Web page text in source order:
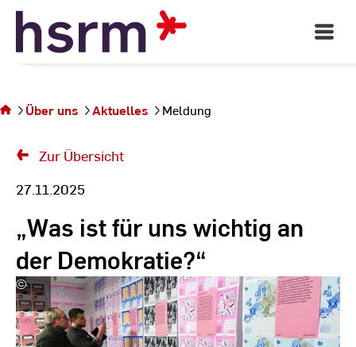
Skip
Content
Open
Main
sich auf
Meldung
Über uns Aktuelles Meldung
Zur Übersicht
27.11.2025
„Was ist für uns wichtig an
der Demokratie?“
©
Hochschule
RheinMain